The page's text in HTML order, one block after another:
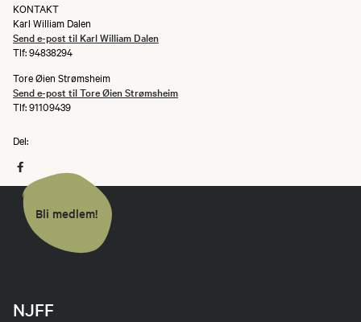
KONTAKT
Karl William Dalen
Send e-post til Karl William Dalen
Tlf: 94838294
Tore Øien Strømsheim
Send e-post til Tore Øien Strømsheim
Tlf: 91109439
Del:
Bli medlem!
NJFF